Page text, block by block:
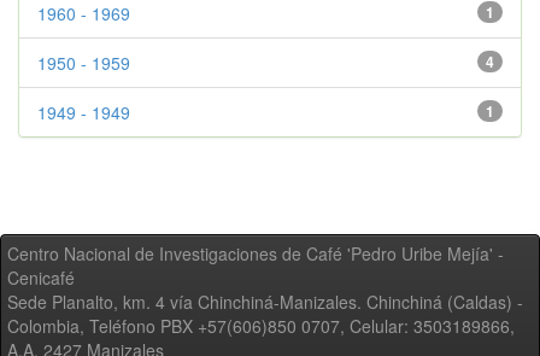
1
1960 - 1969
4
1950 - 1959
1
1949 - 1949
Centro Nacional de Investigaciones de Café 'Pedro Uribe Mejía' -
Cenicafé
Sede Planalto, km. 4 vía Chinchiná-Manizales. Chinchiná (Caldas) -
Colombia, Teléfono PBX +57(606)850 0707, Celular: 3503189866,
A.A. 2427 Manizales